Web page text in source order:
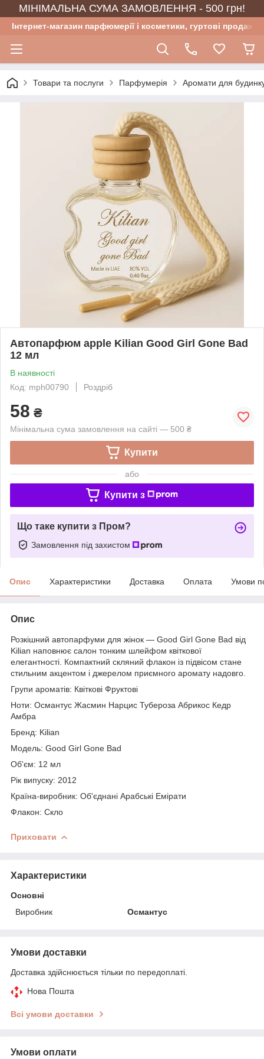
МІНІМАЛЬНА СУМА ЗАМОВЛЕННЯ - 500 грн!
Інтернет-магазин парфюмерії і косметики, гуртові продажі
Товари та послуги Парфумерія Аромати для
Автопарфюм apple Kilian Good Girl Gone Bad
12 мл
В наявності
Код: mph00790
Роздріб
58 ₴
Мінімальна сума замовлення на сайті — 500 ₴
Купити
або
Купити з
Що таке купити з Пром?
Замовлення під захистом
Опис Характеристики Доставка Оплата Умови
Опис
Розкішний автопарфуми для жінок — Good Girl Gone Bad від
Kilian наповнює салон тонким шлейфом квіткової
елегантності. Компактний скляний флакон із підвісом стане
стильним акцентом і джерелом приємного аромату надовго.
Групи ароматів: Квіткові Фруктові
Ноти: Османтус Жасмин Нарцис Тубероза Абрикос Кедр
Амбра
Бренд: Kilian
Модель: Good Girl Gone Bad
Об'єм: 12 мл
Рік випуску: 2012
Країна-виробник: Об'єднані Арабські Емірати
Флакон: Скло
Приховати
Характеристики
Основні
Виробник
Османтус
Умови доставки
Доставка здійснюється тільки по передоплаті.
Нова Пошта
Всі умови доставки
Умови оплати